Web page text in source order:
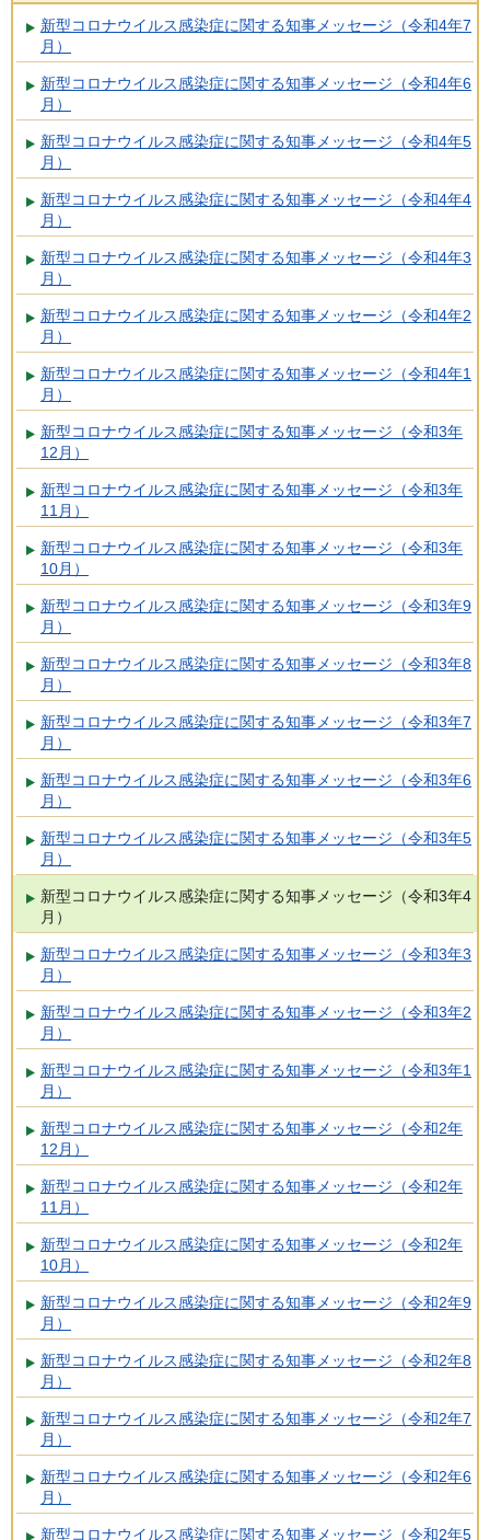
新型コロナウイルス感染症に関する知事メッセージ（令和4年7
月）
新型コロナウイルス感染症に関する知事メッセージ（令和4年6
月）
新型コロナウイルス感染症に関する知事メッセージ（令和4年5
月）
新型コロナウイルス感染症に関する知事メッセージ（令和4年4
月）
新型コロナウイルス感染症に関する知事メッセージ（令和4年3
月）
新型コロナウイルス感染症に関する知事メッセージ（令和4年2
月）
新型コロナウイルス感染症に関する知事メッセージ（令和4年1
月）
新型コロナウイルス感染症に関する知事メッセージ（令和3年
12月）
新型コロナウイルス感染症に関する知事メッセージ（令和3年
11月）
新型コロナウイルス感染症に関する知事メッセージ（令和3年
10月）
新型コロナウイルス感染症に関する知事メッセージ（令和3年9
月）
新型コロナウイルス感染症に関する知事メッセージ（令和3年8
月）
新型コロナウイルス感染症に関する知事メッセージ（令和3年7
月）
新型コロナウイルス感染症に関する知事メッセージ（令和3年6
月）
新型コロナウイルス感染症に関する知事メッセージ（令和3年5
月）
新型コロナウイルス感染症に関する知事メッセージ（令和3年4
月）
新型コロナウイルス感染症に関する知事メッセージ（令和3年3
月）
新型コロナウイルス感染症に関する知事メッセージ（令和3年2
月）
新型コロナウイルス感染症に関する知事メッセージ（令和3年1
月）
新型コロナウイルス感染症に関する知事メッセージ（令和2年
12月）
新型コロナウイルス感染症に関する知事メッセージ（令和2年
11月）
新型コロナウイルス感染症に関する知事メッセージ（令和2年
10月）
新型コロナウイルス感染症に関する知事メッセージ（令和2年9
月）
新型コロナウイルス感染症に関する知事メッセージ（令和2年8
月）
新型コロナウイルス感染症に関する知事メッセージ（令和2年7
月）
新型コロナウイルス感染症に関する知事メッセージ（令和2年6
月）
新型コロナウイルス感染症に関する知事メッセージ（令和2年5